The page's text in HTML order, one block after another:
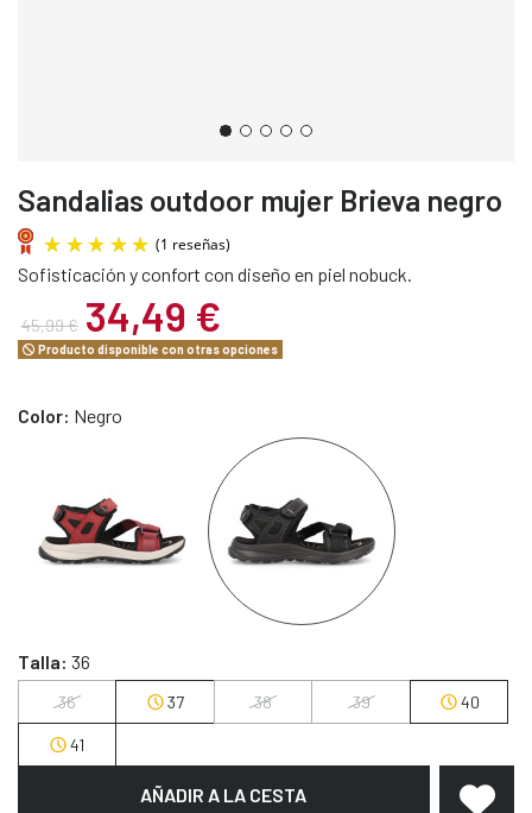
Sandalias outdoor mujer Brieva negro
Sofisticación y confort con diseño en piel nobuck.
45,99 € 34,49 €
Producto disponible con otras opciones
Color: Negro
Talla: 36
36 37 38 39 40
41
AÑADIR A LA CESTA